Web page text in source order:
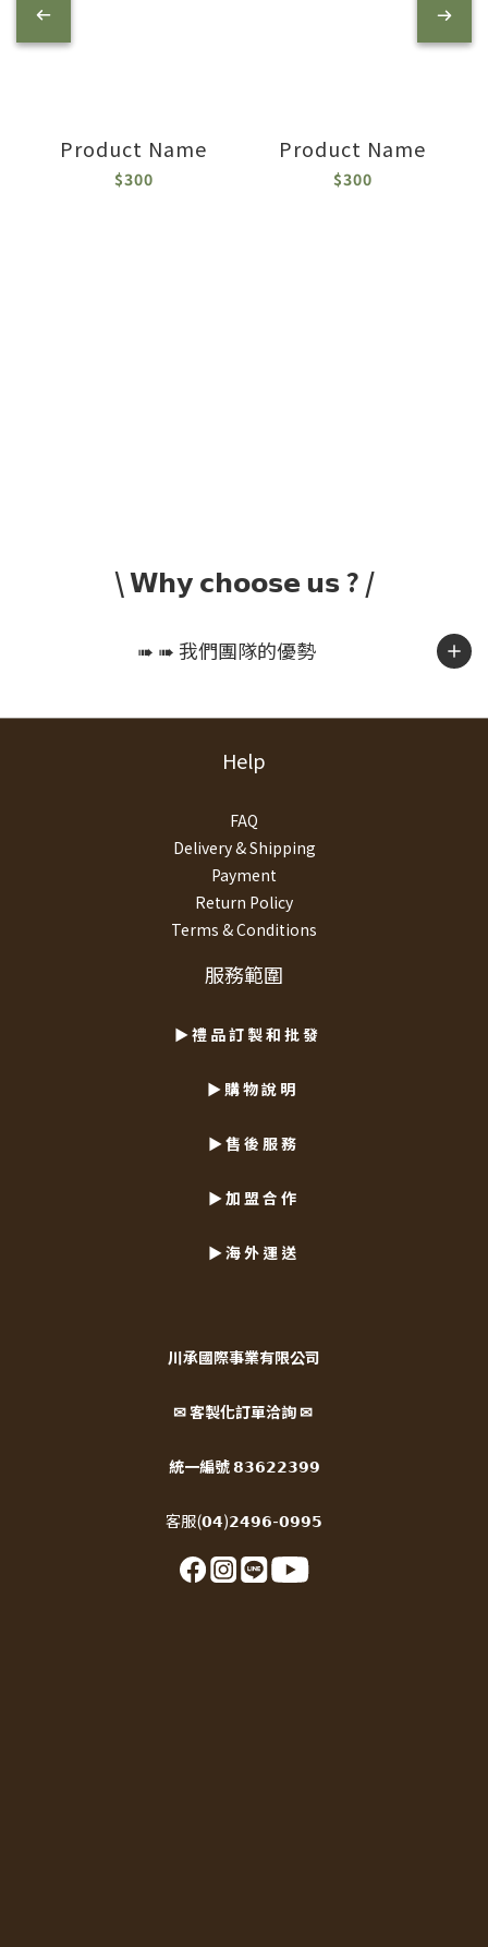
Product Name
$300
Product Name
$300
\ 𝗪𝗵𝘆 𝗰𝗵𝗼𝗼𝘀𝗲 𝘂𝘀 ? /
➠ ➠ 我們團隊的優勢
Help
FAQ
Delivery & Shipping
Payment
Return Policy
Terms & Conditions
服務範圍
► 禮 品 訂 製 和 批 發
► 購 物 說 明
► 售 後 服 務
► 加 盟 合 作
► 海 外 運 送
川承國際事業有限公司
✉ 客製化訂單洽詢 ✉
統一編號 𝟴𝟯𝟲𝟮𝟮𝟯𝟵𝟵
客服(𝟬𝟰)𝟮𝟰𝟵𝟲-𝟬𝟵𝟵𝟱